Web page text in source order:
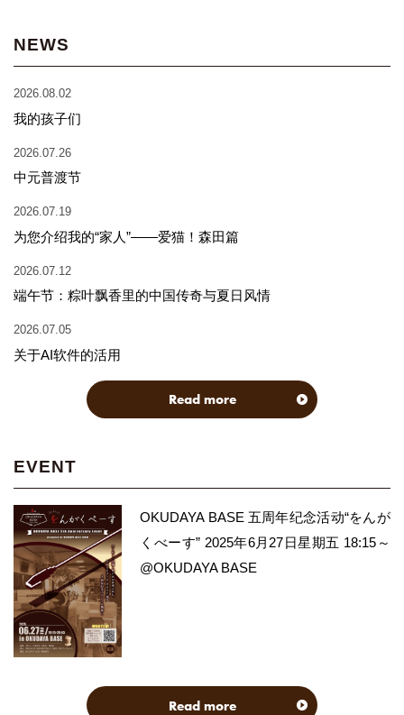
NEWS
2026.08.02
我的孩子们
2026.07.26
中元普渡节
2026.07.19
为您介绍我的“家人”——爱猫！森田篇
2026.07.12
端午节：粽叶飘香里的中国传奇与夏日风情
2026.07.05
关于AI软件的活用
Read more
EVENT
OKUDAYA BASE 五周年纪念活动“をんが
くべーす” 2025年6月27日星期五 18:15～
@OKUDAYA BASE
Read more